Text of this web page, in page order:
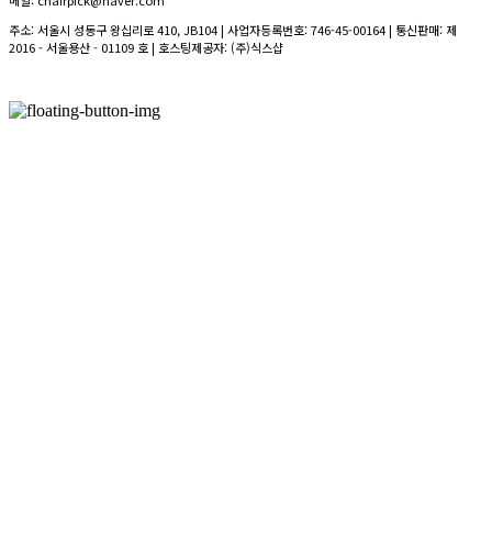
주소: 서울시 성동구 왕십리로 410, JB104 | 사업자등록번호:746-45-00164| 통신판매:제
2016 - 서울용산 - 01109 호| 호스팅제공자: (주)식스샵